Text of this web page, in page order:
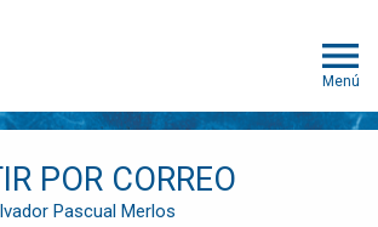
Menú
POR CORREO
Pascual Merlos